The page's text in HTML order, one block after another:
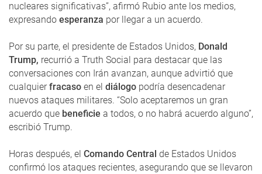
nucleares significativas”, afirmó Rubio ante los medios,
expresando esperanza por llegar a un acuerdo.
Por su parte, el presidente de Estados Unidos, Donald
Trump, recurrió a Truth Social para destacar que las
conversaciones con Irán avanzan, aunque advirtió que
cualquierfracaso en el diálogo podría desencadenar
nuevos ataques militares. “Solo aceptaremos un gran
acuerdo que beneficie a todos, o no habrá acuerdo alguno”,
escribió Trump.
Horas después, el Comando Central de Estados Unidos
confirmó los ataques recientes, asegurando que se llevaron